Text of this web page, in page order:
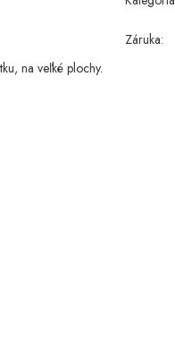
na veľké plochy.
Záruka: